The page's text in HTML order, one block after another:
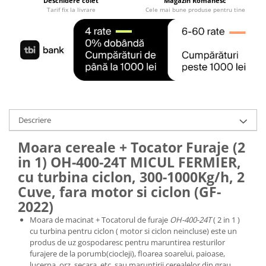
Tractoraș de tuns gazonul
Incubatoare, oparitoare si
deplumatoare
Echipamente pentru animale
Aparate de tuns animale
animale
Tarcuri animale
Masini batut stalpi si accesorii
Roabe & accesorii
Casute gradina si cutii depozitare
Mobilier gradina
Corturi, Prelate si plase de
umbrire
Lopeti zapada
Tarif fix la livrare Cele mai bune produse pentru tine
Descriere
Moara cereale + Tocator Furaje (2
in 1) OH-400-24T MICUL FERMIER,
cu turbina ciclon, 300-1000Kg/h, 2
Cuve, fara motor si ciclon (GF-
2022)
Moara de macinat + Tocatorul de furaje OH-400-24T( 2 in 1 )
cu turbina pentru ciclon ( motor si ciclon neincluse) este un
produs de uz gospodaresc pentru maruntirea resturilor
furajere de la porumb(ciocleji), floarea soarelui, paioase,